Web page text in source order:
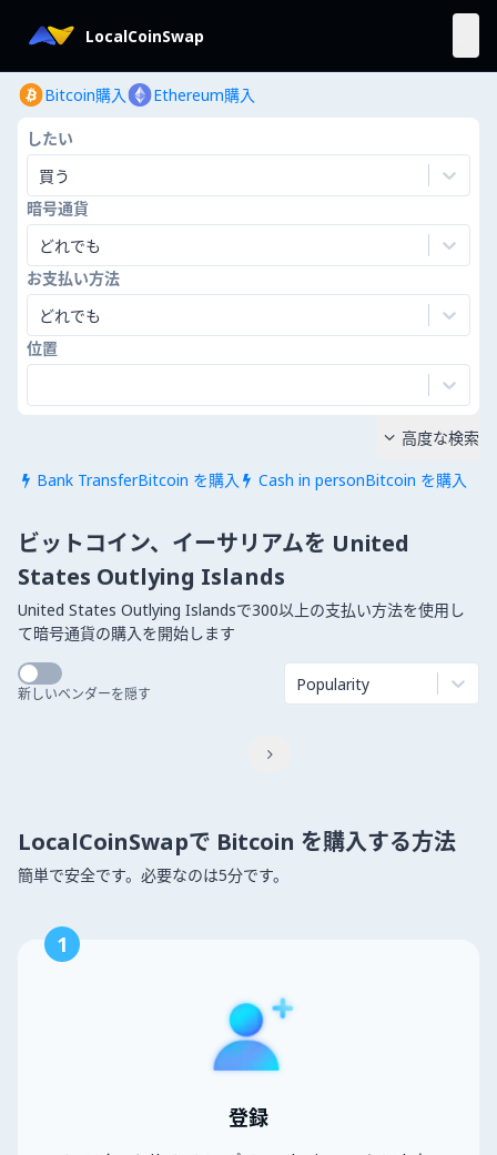
LocalCoinSwap
Bitcoin購入 Ethereum購入
したい
買う
暗号通貨
どれでも
お支払い方法
どれでも
位置
 Bank TransferBitcoin を購入  Cash in personBitcoin を購入
 高度な検索
ビットコイン、イーサリアムを United
States Outlying Islands
United States Outlying Islandsで300以上の支払い方法を使用し
て暗号通貨の購入を開始します
新しいベンダーを隠す Popularity

LocalCoinSwapで Bitcoin を購入する方法
簡単で安全です。必要なのは5分です。
1
登録